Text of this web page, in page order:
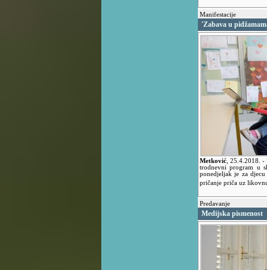
Manifestacije
'Zabava u
Metković ,25.4.2018.-
trodnevni program u
ponedjeljak je za
pričanje priča uz
Predavanje
Medijska pismenost